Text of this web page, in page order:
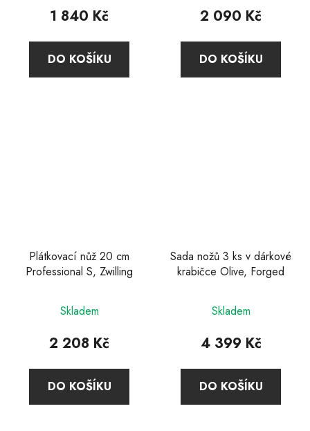
1 840 Kč
DO KOŠÍKU
produktu
5,0
z
2 090 Kč
DO KOŠÍKU
Plátkovací nůž 20 cm
Professional S, Zwilling
hodnocení
produktu
5,0
z
Skladem
2 208 Kč
DO KOŠÍKU
Sada nožů 3 ks v dárkové
krabičce Olive, Forged
hodnocení
produktu
5,0
z
Skladem
4 399 Kč
DO KOŠÍKU